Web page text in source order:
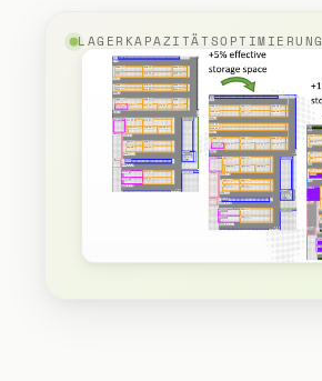
LAGERKAPAZITÄTSOPTIMIERUNG